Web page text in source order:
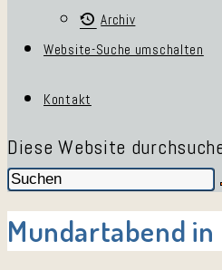
Archiv
Website-Suche umschalten
Kontakt
Diese Website
Mundartabend in